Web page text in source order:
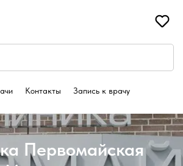
Контакты Запись к врачу
Первомайская